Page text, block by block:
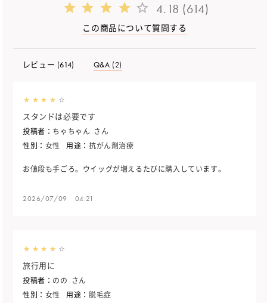
4.18 (614)
この商品について質問する
レビュー (614) Q&A (2)
スタンドは必要です
投稿者： ちゃちゃん さん
性別： 女性 用途： 抗がん剤治療
お値段も手ごろ。ウイッグが増えるたびに購入しています。
2026/07/09 04:21
旅行用に
投稿者： のの
さん
性別： 女性 用途： 脱毛症